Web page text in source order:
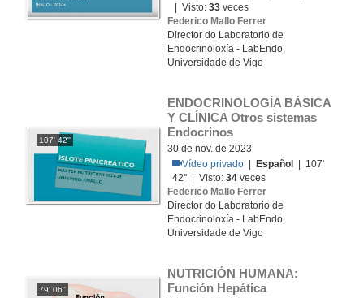
| Visto:33 veces
Federico Mallo Ferrer
Director do Laboratorio de
Endocrinoloxía - LabEndo,
Universidade de Vigo
107' 42''
ENDOCRINOLOGÍA BÁSICA
Y CLÍNICA Otros sistemas
Endocrinos
30 de nov. de 2023
Vídeo privado
Español
| 107'
42'' | Visto:34 veces
Federico Mallo Ferrer
Director do Laboratorio de
Endocrinoloxía - LabEndo,
Universidade de Vigo
79' 06''
NUTRICIÓN HUMANA:
Función Hepática